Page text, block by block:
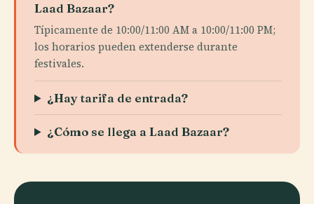
Laad Bazaar?
Típicamente de 10:00/11:00 AM a 10:00/11:00 PM;
los horarios pueden extenderse durante
festivales.
¿Hay tarifa de entrada?
¿Cómo se llega a Laad Bazaar?